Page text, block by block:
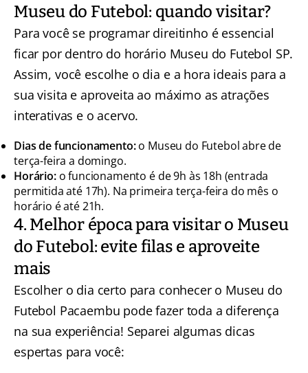
Museu do Futebol: quando visitar?
Para você se programar direitinho é essencial
ficar por dentro do horário Museu do Futebol SP.
Assim, você escolhe o dia e a hora ideais para a
sua visita e aproveita ao máximo as atrações
interativas e o acervo.
Dias de funcionamento:o Museu do Futebol abre de
terça-feira a domingo.
Horário:o funcionamento é de 9h às 18h (entrada
permitida até 17h). Na primeira terça-feira do mês o
horário é até 21h.
4. Melhor época para visitar o Museu
do Futebol: evite filas e aproveite
mais
Escolher o dia certo para conhecer o Museu do
Futebol Pacaembu pode fazer toda a diferença
na sua experiência! Separei algumas dicas
espertas para você: